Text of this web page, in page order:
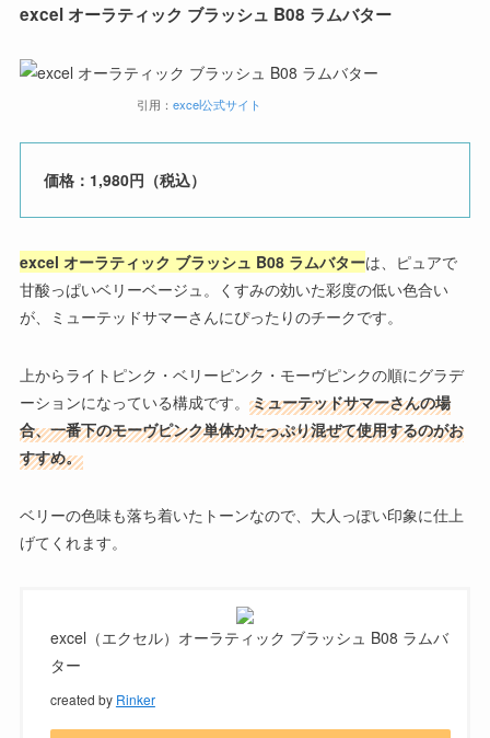
excel オーラティック ブラッシュ B08 ラムバター
引用： excel公式サイト
価格：1,980円（税込）
excel オーラティック ブラッシュ B08 ラムバターは、ピュアで
甘酸っぱいベリーベージュ。くすみの効いた彩度の低い色合い
が、ミューテッドサマーさんにぴったりのチークです。
上からライトピンク・ベリーピンク・モーヴピンクの順にグラデ
ーションになっている構成です。 ミューテッドサマーさんの場
合、一番下のモーヴピンク単体かたっぷり混ぜて使用するのがお
すすめ。
ベリーの色味も落ち着いたトーンなので、大人っぽい印象に仕上
げてくれます。
excel（エクセル）オーラティック ブラッシュ B08 ラムバ
ター
created by Rinker